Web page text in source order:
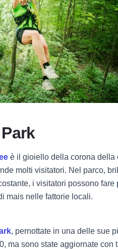
è il gioiello della corona della
molti visitatori. Nel parco,
i visitatori possono fare
mais nelle fattorie locali.
, pernottate in una delle sue
ma sono state aggiornate